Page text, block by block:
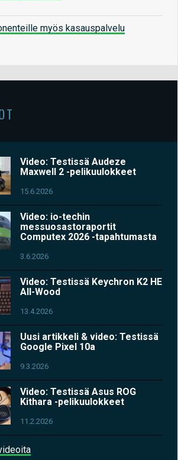
myös kasauspalvelu
Video: Testissä Audeze
Maxwell 2 -pelikuulokkeet
15.6.2026
Video: io-techin
messuosastoraportit
Computex 2026 -tapahtumasta
3.6.2026
Video: Testissä Keychron K2 HE
All-Wood
13.4.2026
Uusi artikkeli & video: Testissä
Google Pixel 10a
9.3.2026
Video: Testissä Asus ROG
Kithara -pelikuulokkeet
11.2.2026